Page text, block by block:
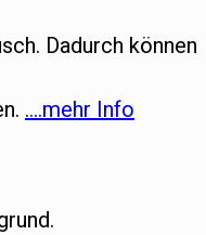
Dadurch können
….mehr Info